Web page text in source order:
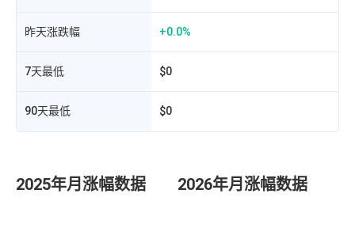
昨天涨跌幅 +0.0%
7天最低 $0
90天最低 $0
2025年月涨幅数据 2026年月涨幅数据